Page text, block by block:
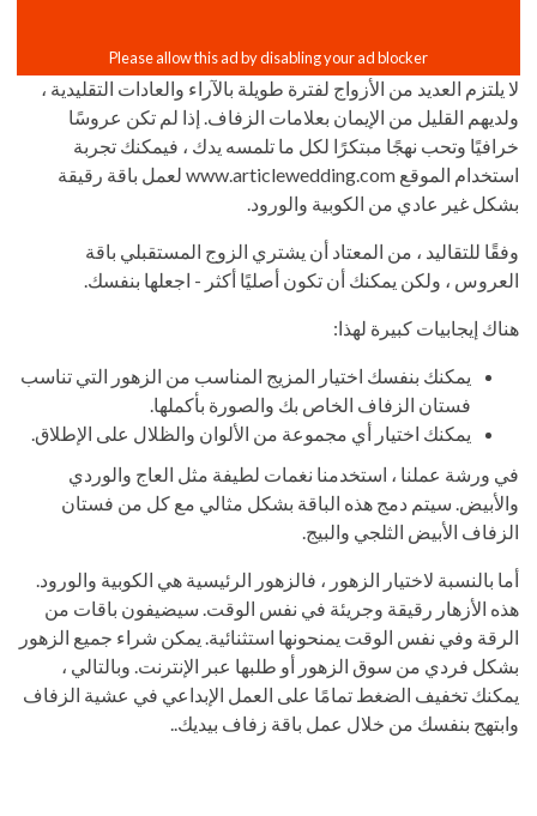
لا يلتزم العديد من الأزواج لفترة طويلة بالآراء والعادات التقليدية ،
ولديهم القليل من الإيمان بعلامات الزفاف. إذا لم تكن عروسًا
خرافيًا وتحب نهجًا مبتكرًا لكل ما تلمسه يدك ، فيمكنك تجربة
استخدام الموقع www.articlewedding.com لعمل باقة رقيقة
بشكل غير عادي من الكوبية والورود.
وفقًا للتقاليد ، من المعتاد أن يشتري الزوج المستقبلي باقة
العروس ، ولكن يمكنك أن تكون أصليًا أكثر - اجعلها بنفسك.
هناك إيجابيات كبيرة لهذا:
يمكنك بنفسك اختيار المزيج المناسب من الزهور التي تناسب
فستان الزفاف الخاص بك والصورة بأكملها.
يمكنك اختيار أي مجموعة من الألوان والظلال على الإطلاق.
في ورشة عملنا ، استخدمنا نغمات لطيفة مثل العاج والوردي
والأبيض. سيتم دمج هذه الباقة بشكل مثالي مع كل من فستان
الزفاف الأبيض الثلجي والبيج.
أما بالنسبة لاختيار الزهور ، فالزهور الرئيسية هي الكوبية والورود.
هذه الأزهار رقيقة وجريئة في نفس الوقت. سيضيفون باقات من
الرقة وفي نفس الوقت يمنحونها استثنائية. يمكن شراء جميع الزهور
بشكل فردي من سوق الزهور أو طلبها عبر الإنترنت. وبالتالي ،
يمكنك تخفيف الضغط تمامًا على العمل الإبداعي في عشية الزفاف
وابتهج بنفسك من خلال عمل باقة زفاف بيديك..